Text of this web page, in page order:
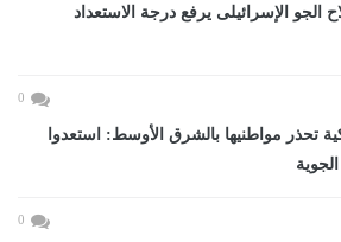
الجو الإسرائيلى يرفع درجة الاستعداد
0
تحذر مواطنيها بالشرق الأوسط: استعدوا
0